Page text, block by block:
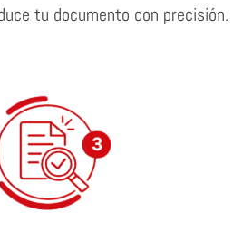
tu documento con precisión.